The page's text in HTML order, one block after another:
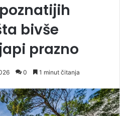
bivše
prazno
0 1 minut čitanja